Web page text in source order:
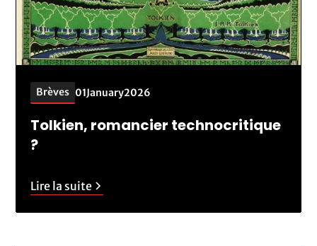
Brèves 01January2026
Tolkien, romancier technocritique
?
Lire la suite